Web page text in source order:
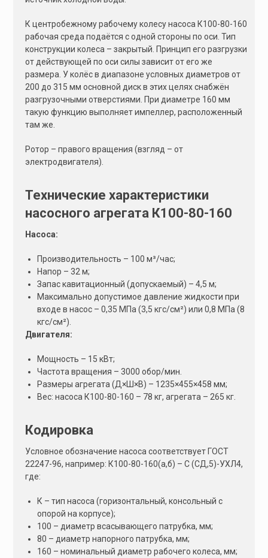
К центробежному рабочему колесу насоса К100-80-160
рабочая среда подаётся с одной стороны по оси. Тип
конструкции колеса – закрытый. Принцип его разгрузки
от действующей по оси силы зависит от его же
размера. У колёс в диапазоне условных диаметров от
200 до 315 мм основной диск в этих целях снабжён
разгрузочными отверстиями. При диаметре 160 мм
такую функцию выполняет импеллер, расположенный
там же.
Ротор – правого вращения (взгляд – от
электродвигателя).
Технические характеристики
насосного агрегата К100-80-160
Насоса:
Производительность – 100 м³/час;
Напор – 32 м;
Запас кавитационный (допускаемый) – 4,5 м;
Максимально допустимое давление жидкости при
входе в насос – 0,35 МПа (3,5 кгс/см²) или 0,8 МПа (8
кгс/см²).
Двигателя:
Мощность – 15 кВт;
Частота вращения – 3000 обор/мин.
Размеры агрегата (Д×Ш×В) – 1235×455×458 мм;
Вес: насоса К100-80-160 – 78 кг, агрегата – 265 кг.
Кодировка
Условное обозначение насоса соответствует ГОСТ
22247-96, например: К100-80-160(а,б) – С (СД,5)-УХЛ4,
где:
К – тип насоса (горизонтальный, консольный с
опорой на корпусе);
100 – диаметр всасывающего патрубка, мм;
80 – диаметр напорного патрубка, мм;
160 – номинальный диаметр рабочего колеса, мм;